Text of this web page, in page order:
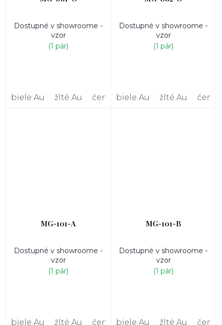
Dostupné v showroome -
vzor
(1 pár)
biele Au žlté Au červené Au
Dostupné v showroome -
vzor
(1 pár)
biele Au žlté Au
MG-101-A
Dostupné v showroome -
vzor
(1 pár)
biele Au žlté Au červené Au
MG-101-B
Dostupné v showroome -
vzor
(1 pár)
biele Au žlté Au